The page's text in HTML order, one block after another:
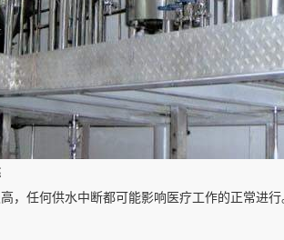
，任何供水中断都可能影响医疗工作的正常进